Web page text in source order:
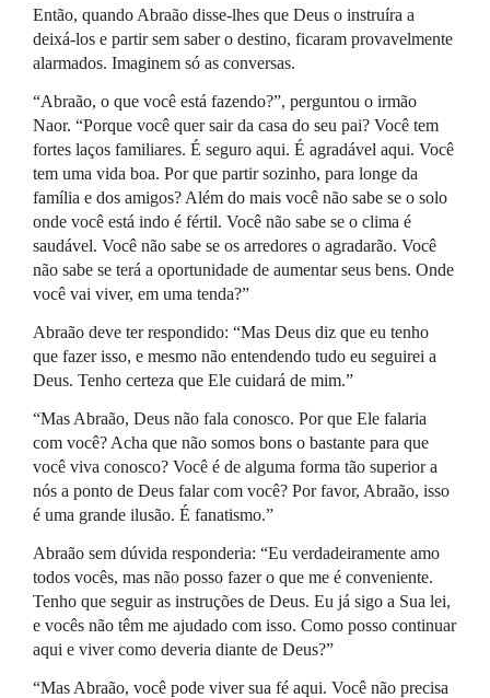
Então, quando Abraão disse-lhes que Deus o instruíra a
deixá-los e partir sem saber o destino, ficaram provavelmente
alarmados. Imaginem só as conversas.
“Abraão, o que você está fazendo?”, perguntou o irmão
Naor. “Porque você quer sair da casa do seu pai? Você tem
fortes laços familiares. É seguro aqui. É agradável aqui. Você
tem uma vida boa. Por que partir sozinho, para longe da
família e dos amigos? Além do mais você não sabe se o solo
onde você está indo é fértil. Você não sabe se o clima é
saudável. Você não sabe se os arredores o agradarão. Você
não sabe se terá a oportunidade de aumentar seus bens. Onde
você vai viver, em uma tenda?”
Abraão deve ter respondido: “Mas Deus diz que eu tenho
que fazer isso, e mesmo não entendendo tudo eu seguirei a
Deus. Tenho certeza que Ele cuidará de mim.”
“Mas Abraão, Deus não fala conosco. Por que Ele falaria
com você? Acha que não somos bons o bastante para que
você viva conosco? Você é de alguma forma tão superior a
nós a ponto de Deus falar com você? Por favor, Abraão, isso
é uma grande ilusão. É fanatismo.”
Abraão sem dúvida responderia: “Eu verdadeiramente amo
todos vocês, mas não posso fazer o que me é conveniente.
Tenho que seguir as instruções de Deus. Eu já sigo a Sua lei,
e vocês não têm me ajudado com isso. Como posso continuar
aqui e viver como deveria diante de Deus?”
“Mas Abraão, você pode viver sua fé aqui. Você não precisa